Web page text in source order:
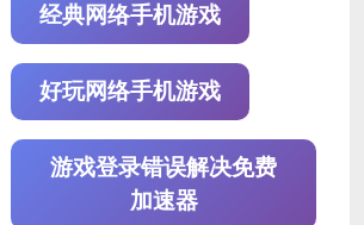
经典网络手机游戏
好玩网络手机游戏
游戏登录错误解决免费
加速器